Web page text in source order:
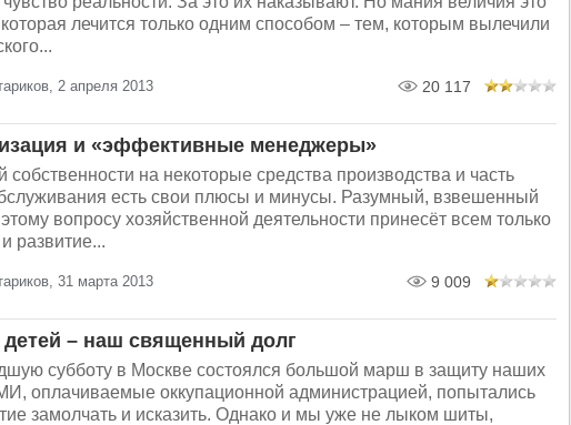
лечится только одним способом – тем, которым вылечили
2 апреля 2013 20 117
и «эффективные менеджеры»
собственности на некоторые средства производства и часть
есть свои плюсы и минусы. Разумный, взвешенный
вопросу хозяйственной деятельности принесёт всем только
развитие...
31 марта 2013 9 009
– наш священный долг
субботу в Москве состоялся большой марш в защиту наших
оплачиваемые оккупационной администрацией, попытались
замолчать и исказить. Однако и мы уже не лыком шиты,